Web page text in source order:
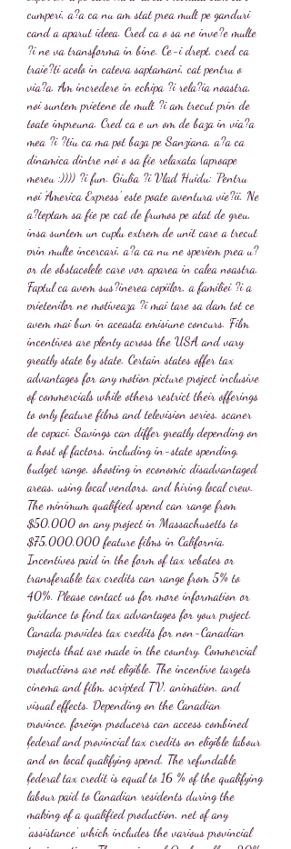
cumperi, a?a ca nu am stat prea mult pe ganduri
cand a aparut ideea. Cred ca o sa ne inve?e multe
?i ne va transforma in bine. Ce-i drept, cred ca
traie?ti acolo in cateva saptamani, cat pentru o
via?a. Am incredere in echipa ?i rela?ia noastra,
noi suntem prietene de mult ?i am trecut prin de
toate impreuna. Cred ca e un om de baza in via?a
mea ?i ?tiu ca ma pot baza pe Sanziana, a?a ca
dinamica dintre noi o sa fie relaxata (aproape
mereu :)))) ?i fun. Giulia ?i Vlad Huidu: 'Pentru
noi 'America Express' este poate aventura vie?ii. Ne
a?teptam sa fie pe cat de frumos pe atat de greu,
insa suntem un cuplu extrem de unit care a trecut
prin multe incercari, a?a ca nu ne speriem prea u?
or de obstacolele care vor aparea in calea noastra.
Faptul ca avem sus?inerea copiilor, a familiei ?i a
prietenilor ne motiveaza ?i mai tare sa dam tot ce
avem mai bun in aceasta emisiune concurs. Film
incentives are plenty across the USA and vary
greatly state by state. Certain states offer tax
advantages for any motion picture project inclusive
of commercials while others restrict their offerings
to only feature films and television series, scaner
de copaci. Savings can differ greatly depending on
a host of factors, including in-state spending,
budget range, shooting in economic disadvantaged
areas, using local vendors, and hiring local crew.
The minimum qualified spend can range from
$50,000 on any project in Massachusetts to
$75,000,000 feature films in California.
Incentives paid in the form of tax rebates or
transferable tax credits can range from 5% to
40%. Please contact us for more information or
guidance to find tax advantages for your project.
Canada provides tax credits for non-Canadian
projects that are made in the country. Commercial
productions are not eligible. The incentive targets
cinema and film, scripted TV, animation, and
visual effects. Depending on the Canadian
province, foreign producers can access combined
federal and provincial tax credits on eligible labour
and on local qualifying spend. The refundable
federal tax credit is equal to 16 % of the qualifying
labour paid to Canadian residents during the
making of a qualified production, net of any
'assistance' which includes the various provincial